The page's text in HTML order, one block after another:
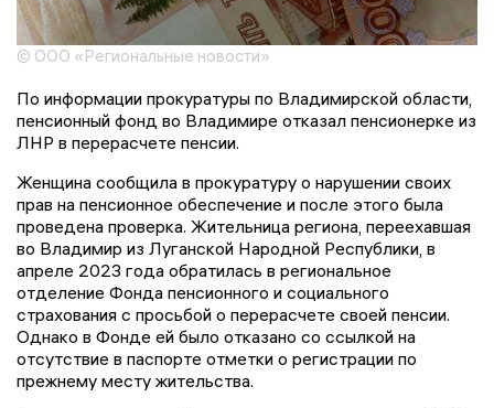
© ООО «Региональные новости»
По информации прокуратуры по Владимирской области,
пенсионный фонд во Владимире отказал пенсионерке из
ЛНР в перерасчете пенсии.
Женщина сообщила в прокуратуру о нарушении своих
прав на пенсионное обеспечение и после этого была
проведена проверка. Жительница региона, переехавшая
во Владимир из Луганской Народной Республики, в
апреле 2023 года обратилась в региональное
отделение Фонда пенсионного и социального
страхования с просьбой о перерасчете своей пенсии.
Однако в Фонде ей было отказано со ссылкой на
отсутствие в паспорте отметки о регистрации по
прежнему месту жительства.